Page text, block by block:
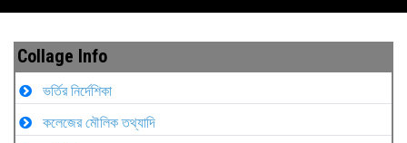
Collage Info
ভর্তির নির্দেশিকা
কলেজের মৌলিক তথ্যাদি